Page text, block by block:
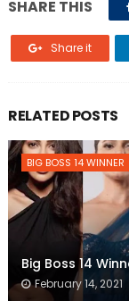
SHARE THIS
Share it
RELATED POSTS
BIG BOSS 14 WINNER
Big Boss 14
February 14, 2021